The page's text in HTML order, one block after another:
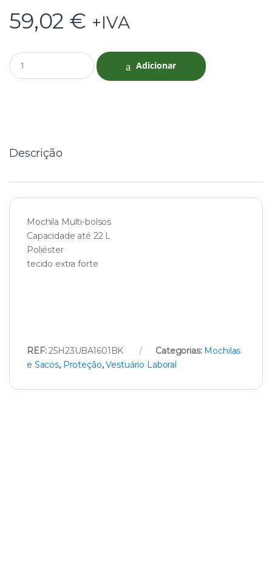
59,02 € +IVA
Q
u
Adicionar
Descrição
Mochila Multi-bolsos
Capacidade até 22 L
Poliéster
tecido extra forte
REF:25H23UBA1601BK Categorias: Mochilas
e Sacos, Proteção,Vestuário Laboral